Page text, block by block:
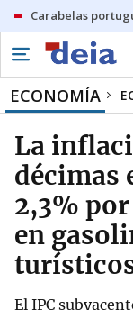
Carabelas
ECONOMÍA
La
décimas
2,3%
en
El IPC